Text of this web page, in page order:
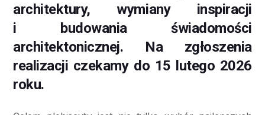
architektury, wymiany inspiracji
i budowania świadomości
architektonicznej. Na zgłoszenia
realizacji czekamy do 15 lutego 2026
roku.